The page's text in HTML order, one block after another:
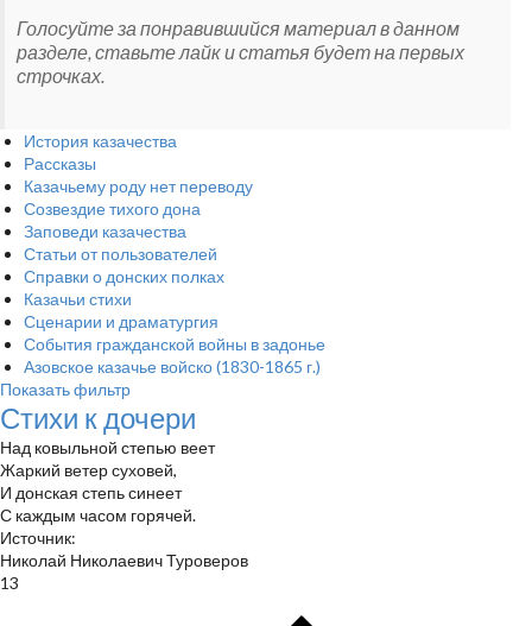
Голосуйте за понравившийся материал в данном
разделе, ставьте лайк и статья будет на первых
строчках.
История казачества
Рассказы
Казачьему роду нет переводу
Созвездие тихого дона
Заповеди казачества
Статьи от пользователей
Справки о донских полках
Казачьи стихи
Сценарии и драматургия
События гражданской войны в задонье
Азовское казачье войско (1830-1865 г.)
Показать фильтр
Стихи к дочери
Над ковыльной степью веет
Жаркий ветер суховей,
И донская степь синеет
С каждым часом горячей.
Источник:
Николай Николаевич Туроверов
13